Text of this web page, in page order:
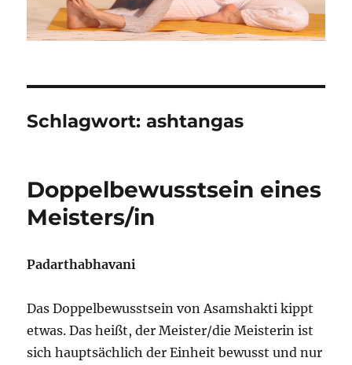
Schlagwort:ashtangas
Doppelbewusstsein eines
Meisters/in
Padarthabhavani
Das Doppelbewusstsein von Asamshakti kippt
etwas. Das heißt, der Meister/die Meisterin ist
sich hauptsächlich der Einheit bewusst und nur